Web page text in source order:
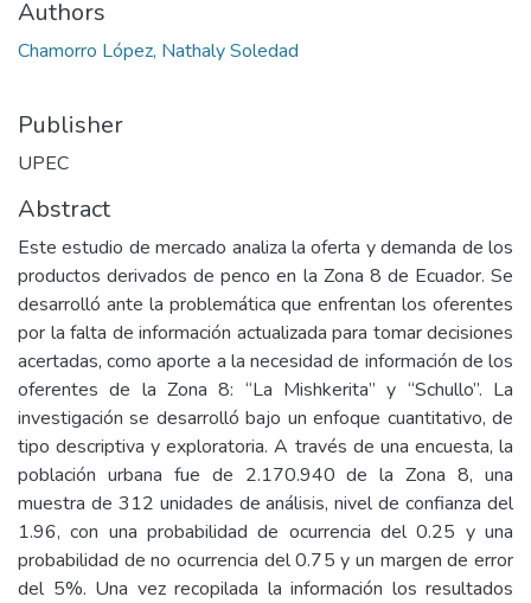
Authors
Chamorro López, Nathaly Soledad
Publisher
UPEC
Abstract
Este estudio de mercado analiza la oferta y demanda de los
productos derivados de penco en la Zona 8 de Ecuador. Se
desarrolló ante la problemática que enfrentan los oferentes
por la falta de información actualizada para tomar decisiones
acertadas, como aporte a la necesidad de información de los
oferentes de la Zona 8: “La Mishkerita” y “Schullo”. La
investigación se desarrolló bajo un enfoque cuantitativo, de
tipo descriptiva y exploratoria. A través de una encuesta, la
población urbana fue de 2.170.940 de la Zona 8, una
muestra de 312 unidades de análisis, nivel de confianza del
1.96, con una probabilidad de ocurrencia del 0.25 y una
probabilidad de no ocurrencia del 0.75 y un margen de error
del 5%. Una vez recopilada la información los resultados